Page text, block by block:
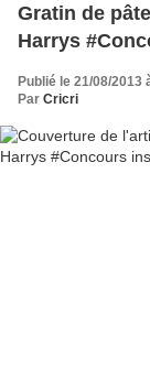
Gratin de
Harrys
Publié le 21/08/2013
Par Cricri